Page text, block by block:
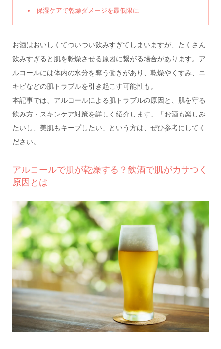
保湿ケアで乾燥ダメージを最低限に
お酒はおいしくてついつい飲みすぎてしまいますが、たくさん
飲みすぎると肌を乾燥させる原因に繋がる場合があります。ア
ルコールには体内の水分を奪う働きがあり、乾燥やくすみ、ニ
キビなどの肌トラブルを引き起こす可能性も。
本記事では、アルコールによる肌トラブルの原因と、肌を守る
飲み方・スキンケア対策を詳しく紹介します。「お酒も楽しみ
たいし、美肌もキープしたい」という方は、ぜひ参考にしてく
ださい。
アルコールで肌が乾燥する？飲酒で肌がカサつく
原因とは